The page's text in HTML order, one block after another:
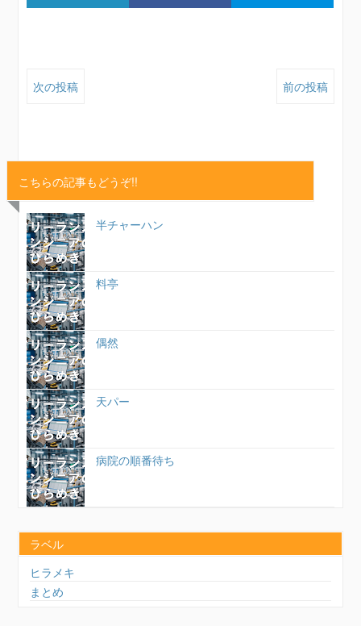
次の投稿 前の投稿
こちらの記事もどうぞ!!
半チャーハン
料亭
偶然
天パー
病院の順番待ち
ラベル
ヒラメキ
まとめ